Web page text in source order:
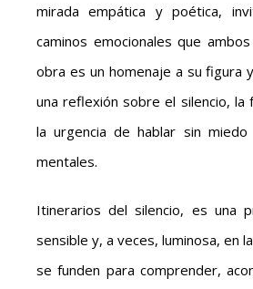
mirada empática y poética,
caminos emocionales que
obra es un homenaje a su figura
una reflexión sobre el silencio, la
la urgencia de hablar sin
mentales.
Itinerarios del silencio, es una
sensible y, a veces, luminosa, en
se funden para comprender,